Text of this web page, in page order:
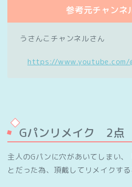
参考元チャンネ
うさんこチャンネルさん
https://www.youtube.com/
Gパンリメイク 2点
主人のGパンに穴があいてしまい、
とだった為、頂戴してリメイクする